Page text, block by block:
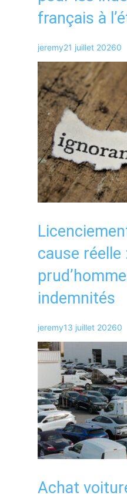
français à
jeremy21 juillet 20260
cause réelle
indemnités
jeremy13 juillet 20260
Achat